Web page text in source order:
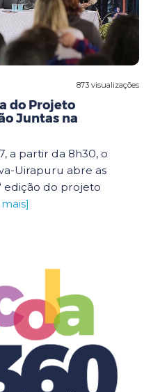
873 visualizações
do Projeto
Juntas na
a partir da 8h30, o
Uirapuru abre as
edição do projeto